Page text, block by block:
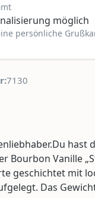
möglich
persönliche
7130
hast
Bourbon Vanille
geschichtet mit
Das